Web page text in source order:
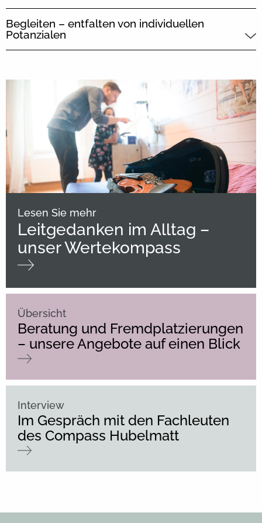
Begleiten – entfalten von individuellen
Potanzialen
Lesen Sie mehr
Leitgedanken im Alltag –
unser Wertekompass
Übersicht
Beratung und Fremdplatzierungen
– unsere Angebote auf einen Blick
Interview
Im Gespräch mit den Fachleuten
des Compass Hubelmatt